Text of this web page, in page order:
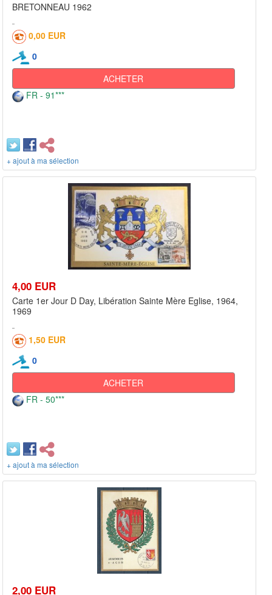
BRETONNEAU 1962
0,00 EUR
0
ACHETER
FR - 91***
+ ajout à ma sélection
4,00 EUR
Carte 1er Jour D Day, Libération Sainte Mère Eglise, 1964,
1969
1,50 EUR
0
ACHETER
FR - 50***
+ ajout à ma sélection
2,00 EUR